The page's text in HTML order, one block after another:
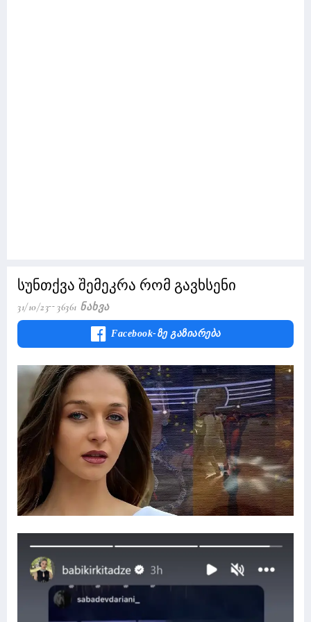
სუნთქვა შემეკრა რომ გავხსენი
31/10/23 36361 Ნახვა
Facebook-Ზე Გაზიარება